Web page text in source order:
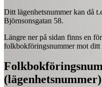
Ditt lägenhetsnummer kan då
Björnsonsgatan 58.
Längre ner på sidan finns en
folkbokföringsnummer mot ditt
(lägenhetsnummer)